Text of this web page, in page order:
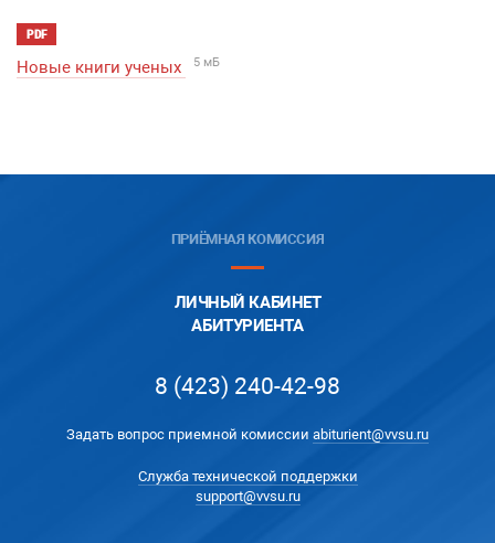
PDF
Новые книги ученых 5 мБ
ПРИЁМНАЯ КОМИССИЯ
ЛИЧНЫЙ КАБИНЕТ
АБИТУРИЕНТА
8 (423) 240-42-98
Задать вопрос приемной комиссии abiturient@vvsu.ru
Служба технической поддержки
support@vvsu.ru